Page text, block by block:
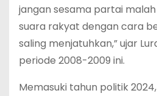
jangan sesama partai
suara rakyat dengan cara
saling menjatuhkan,” ujar
periode 2008-2009 ini.
Memasuki tahun politik